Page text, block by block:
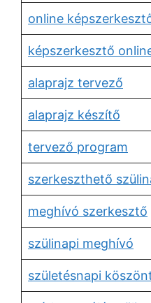
online
képszerkesztő
alaprajz tervező
alaprajz készítő
tervező program
szerkeszthető
meghívó szerkesztő
szülinapi meghívó
születésnapi